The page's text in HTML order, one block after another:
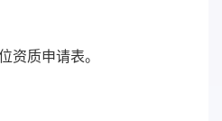
资质申请表。